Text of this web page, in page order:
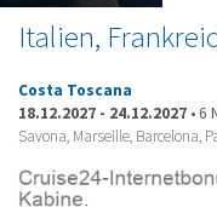
Italien,
Costa Toscana
18.12.2027 - 24.12.2027 • 6
Savona, Marseille, Barcelona,